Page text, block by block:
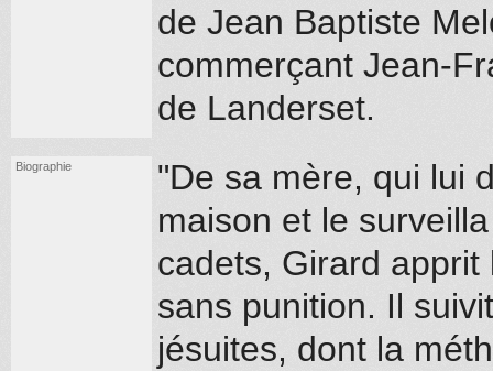
de Jean Baptiste
commerçant Jean-
de Landerset.
Biographie
"De sa mère, qui lui
maison et le
cadets, Girard
sans punition. Il
jésuites, dont la